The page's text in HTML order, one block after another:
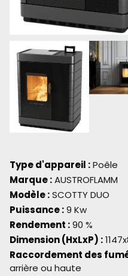
Type d'appareil :Poêle
Marque :AUSTROFLAMM
Modèle :SCOTTY DUO
Puissance :9 Kw
Rendement :90 %
Dimension (HxLxP) :
Raccordement des
arrière ou haute